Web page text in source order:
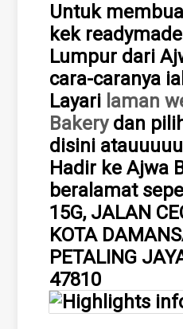
Untuk
kek
Lumpur dari
cara-caranya
Layari laman
Bakerydan
disini
Hadir ke Ajwa
beralamat
15G, JALAN
KOTA
PETALING
47810